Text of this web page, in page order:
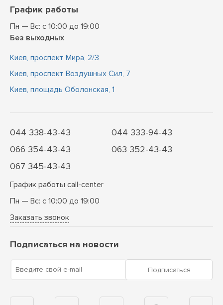
График работы
Пн — Вс: с 10:00 до 19:00
Без выходных
Киев, проспект Мира, 2/3
Киев, проспект Воздушных Сил, 7
Киев, площадь Оболонская, 1
044 338-43-43
044 333-94-43
066 354-43-43
063 352-43-43
067 345-43-43
График работы call-center
Пн — Вс: с 10:00 до 19:00
Заказать звонок
Подписаться на новости
Введите свой e-mail Подписаться